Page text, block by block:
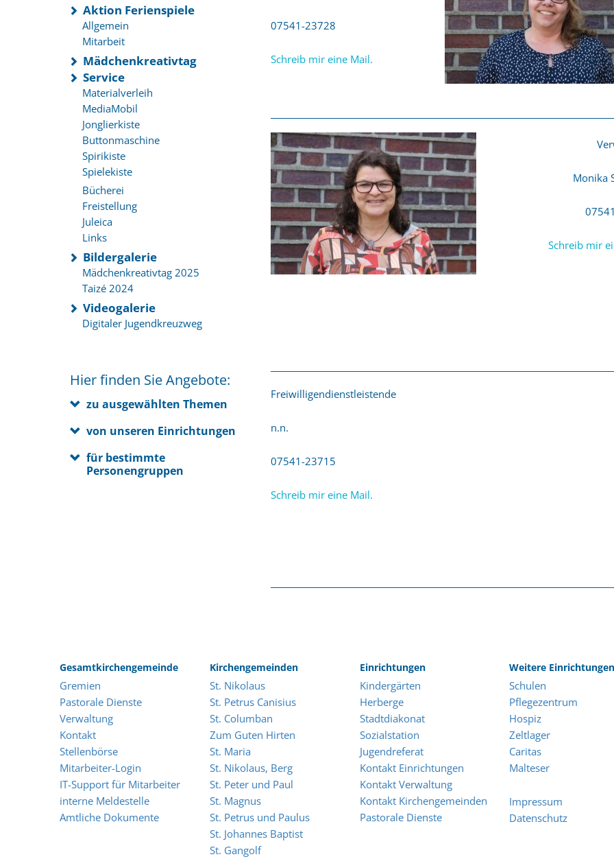
Aktion Ferienspiele
Allgemein
Mitarbeit
Mädchenkreativtag
Service
Materialverleih
MediaMobil
Jonglierkiste
Buttonmaschine
Spirikiste
Spielekiste
Bücherei
Freistellung
Juleica
Links
Bildergalerie
Mädchenkreativtag 2025
Taizé 2024
Videogalerie
Digitaler Jugendkreuzweg
Hier finden Sie Angebote:
zu ausgewählten Themen
von unseren Einrichtungen
für bestimmte
Personengruppen
07541-23728
Schreib mir eine Mail.
Monika
Schreib mir
Freiwilligendienstleistende
n.n.
07541-23715
Schreib mir eine Mail.
Gesamtkirchengemeinde
Gremien
Pastorale Dienste
Verwaltung
Kontakt
Stellenbörse
Mitarbeiter-Login
IT-Support für Mitarbeiter
interne Meldestelle
Amtliche Dokumente
Kirchengemeinden
St. Nikolaus
St. Petrus Canisius
St. Columban
Zum Guten Hirten
St. Maria
St. Nikolaus, Berg
St. Peter und Paul
St. Magnus
St. Petrus und Paulus
St. Johannes Baptist
St. Gangolf
Einrichtungen
Kindergärten
Herberge
Stadtdiakonat
Sozialstation
Jugendreferat
Kontakt Einrichtungen
Kontakt Verwaltung
Kontakt Kirchengemeinden
Pastorale Dienste
Weitere Einrichtungen
Schulen
Pflegezentrum
Hospiz
Zeltlager
Caritas
Malteser
Impressum
Datenschutz